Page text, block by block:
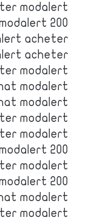
modalert
200
acheter
acheter
modalert
modalert
modalert
modalert
modalert
200
modalert
200
modalert
modalert